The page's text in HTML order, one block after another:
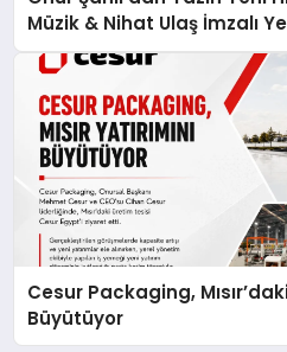
Müzik & Nihat Ulaş İmzalı
Cesur Packaging,
Büyütüyor